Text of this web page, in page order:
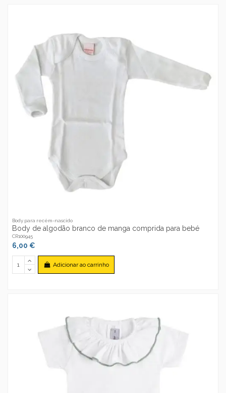
Body para recém-nascido
Body de algodão branco de manga comprida para bebé
CR100945
6,00 €
Adicionar ao carrinho